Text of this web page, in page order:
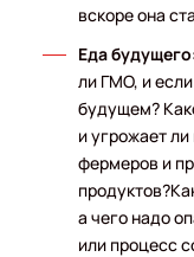
вскоре она
Еда
ли ГМО, и
будущем?
и угрожает
фермеров и
а чего надо
или процесс